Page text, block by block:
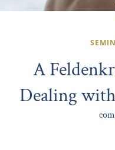
A
Dealing